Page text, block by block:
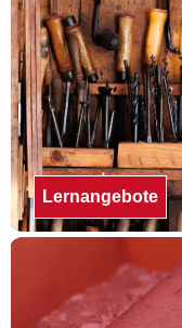
Lernangebote